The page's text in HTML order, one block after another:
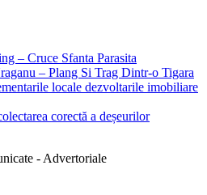
– Cruce Sfanta Parasita
– Plang Si Trag Dintr-o Tigara
locale dezvoltarile imobiliare
corectă a deșeurilor
- Advertoriale